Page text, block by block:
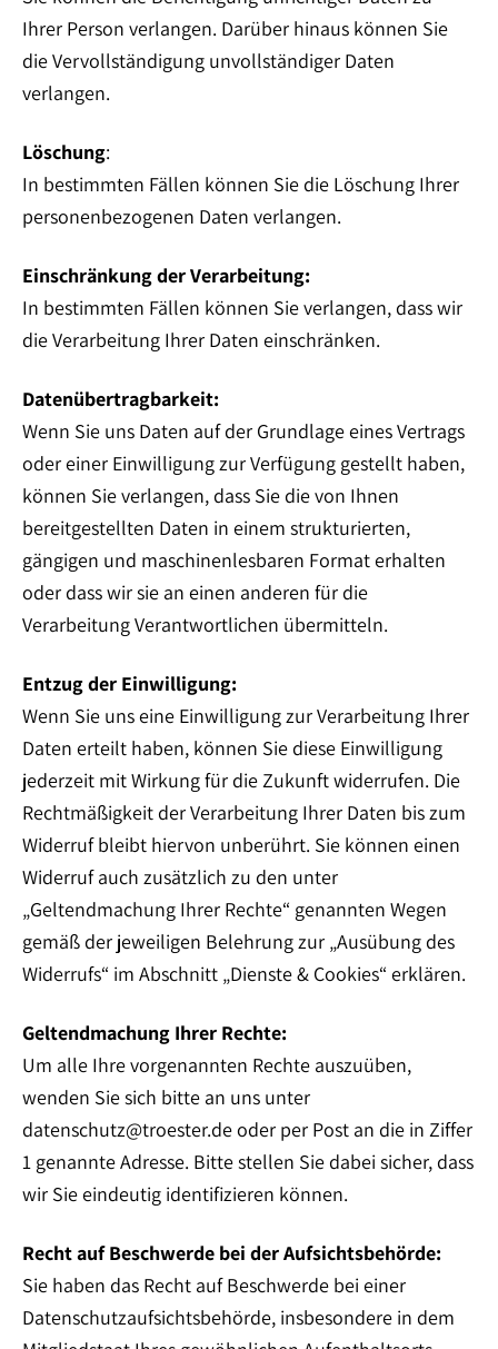
Ihrer Person verlangen. Darüber hinaus können Sie
die Vervollständigung unvollständiger Daten
verlangen.
Löschung:
In bestimmten Fällen können Sie die Löschung Ihrer
personenbezogenen Daten verlangen.
Einschränkung der Verarbeitung:
In bestimmten Fällen können Sie verlangen, dass wir
die Verarbeitung Ihrer Daten einschränken.
Datenübertragbarkeit:
Wenn Sie uns Daten auf der Grundlage eines Vertrags
oder einer Einwilligung zur Verfügung gestellt haben,
können Sie verlangen, dass Sie die von Ihnen
bereitgestellten Daten in einem strukturierten,
gängigen und maschinenlesbaren Format erhalten
oder dass wir sie an einen anderen für die
Verarbeitung Verantwortlichen übermitteln.
Entzug der Einwilligung:
Wenn Sie uns eine Einwilligung zur Verarbeitung Ihrer
Daten erteilt haben, können Sie diese Einwilligung
jederzeit mit Wirkung für die Zukunft widerrufen. Die
Rechtmäßigkeit der Verarbeitung Ihrer Daten bis zum
Widerruf bleibt hiervon unberührt. Sie können einen
Widerruf auch zusätzlich zu den unter
„Geltendmachung Ihrer Rechte“ genannten Wegen
gemäß der jeweiligen Belehrung zur „Ausübung des
Widerrufs“ im Abschnitt „Dienste & Cookies“ erklären.
Geltendmachung Ihrer Rechte:
Um alle Ihre vorgenannten Rechte auszuüben,
wenden Sie sich bitte an uns unter
datenschutz@troester.de oder per Post an die in Ziffer
1 genannte Adresse. Bitte stellen Sie dabei sicher, dass
wir Sie eindeutig identifizieren können.
Recht auf Beschwerde bei der Aufsichtsbehörde:
Sie haben das Recht auf Beschwerde bei einer
Datenschutzaufsichtsbehörde, insbesondere in dem